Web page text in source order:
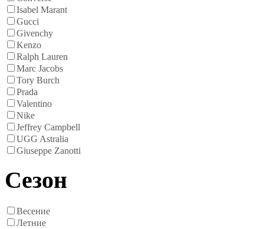
Isabel Marant
Gucci
Givenchy
Kenzo
Ralph Lauren
Marc Jacobs
Tory Burch
Prada
Valentino
Nike
Jeffrey Campbell
UGG Astralia
Giuseppe Zanotti
Сезон
Весение
Летние